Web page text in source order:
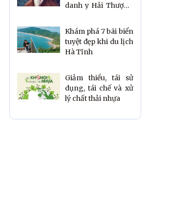
danh y Hải Thượng
Trác
Khám phá 7 bãi biển
tuyệt đẹp khi du lịch
Hà Tĩnh
Giảm thiểu, tái sử
dụng, tái chế và xử
lý chất thải nhựa